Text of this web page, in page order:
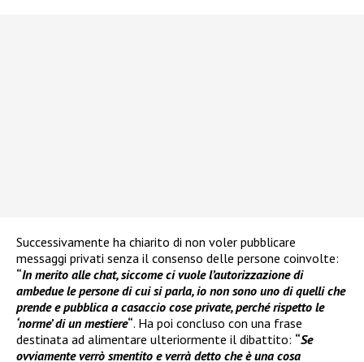
Successivamente ha chiarito di non voler pubblicare
messaggi privati senza il consenso delle persone coinvolte:
“In merito alle chat, siccome ci vuole l’autorizzazione di
ambedue le persone di cui si parla, io non sono uno di quelli che
prende e pubblica a casaccio cose private, perché rispetto le
‘norme’ di un mestiere“. Ha poi concluso con una frase
destinata ad alimentare ulteriormente il dibattito: “Se
ovviamente verrò smentito e verrà detto che è una cosa